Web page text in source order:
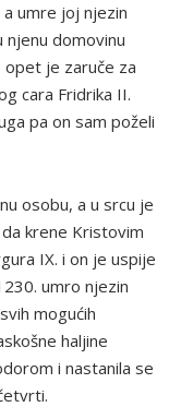
umre joj njezin
njenu domovinu
opet je zaruče za
cara Fridrika II.
pa on sam poželi
osobu, a u srcu je
krene Kristovim
IX. i on je uspije
umro njezin
mogućih
haljine
i nastanila se